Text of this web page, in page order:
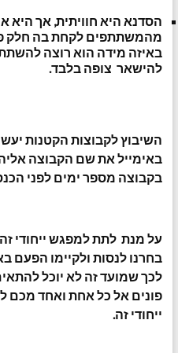
הסדנא היא חוויתית, אך היא
מהמשתתפים לקחת בה חלק
באיזה מידה הוא רוצה
להישאר צופה בלבד.
השיבוץ לקבוצות הקטנות
באימייל את שם הקבוצה
בקבוצה מספר ימים לפני
על מנת לתת למפגש ייחודי
בחרנו לנסות ולקיימו הפעם
לכך שמועד זה לא יוכל
פונים אל כל אחת ואחד מכם
ייחודי זה.